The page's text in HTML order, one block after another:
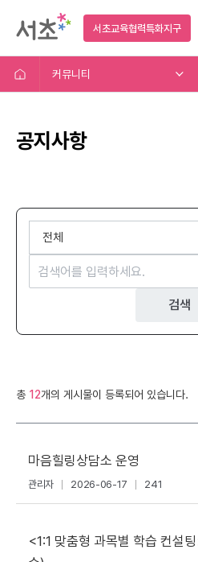
서초교육협력특화지구
커뮤니티
공지사항
검색
총 12개의 게시물이 등록되어 있습니다.
마음힐링상담소 운영
관리자 2026-06-17 241
<1:1 맞춤형 과목별 학습 컨설